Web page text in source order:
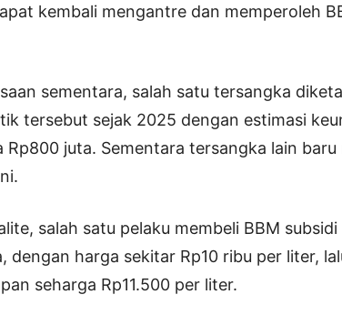
kembali mengantre dan memperoleh
sementara, salah satu tersangka
tersebut sejak 2025 dengan estimasi
Rp800 juta. Sementara tersangka lain
salah satu pelaku membeli BBM
dengan harga sekitar Rp10 ribu per liter,
seharga Rp11.500 per liter.